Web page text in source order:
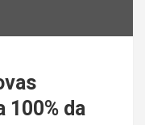
100% da